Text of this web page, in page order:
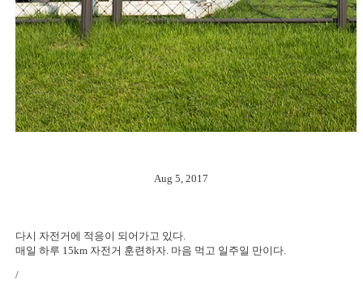
Aug 5, 2017
다시 자전거에 적응이 되어가고 있다.
매일 하루 15km 자전거 훈련하자. 마음 먹고 일주일 만이다.
/